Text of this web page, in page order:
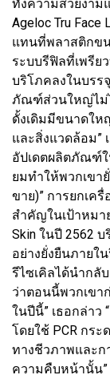
ทั้งความสวยงาม
Ageloc Tru
แทนที่พลาสติกข
ระบบรีฟิลที่เพรีย
บริโภคลงในบร
ภัณฑ์ส่วนใหญ่ไม่
ดั้งเดิมมีขนาดให
และสิ่งแวดล้อม”
อัปเดตผลิตภัณฑ์
ยมทำให้พวกเข
ขาย)” การยกเค
สำคัญในเป้าหมา
Skin ในปี 2562
อย่างยั่งยืนภายใ
รีไซเคิลได้นำกลั
ว่าตอนนี้พวกเขา
ในปีนี้” เธอกล่าว
โดยใช้ PCR กร
ทางชีวภาพและก
ความคืบหน้านั้น”